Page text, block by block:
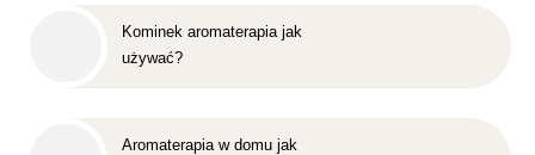
Kominek aromaterapia jak
używać?
Aromaterapia w domu jak